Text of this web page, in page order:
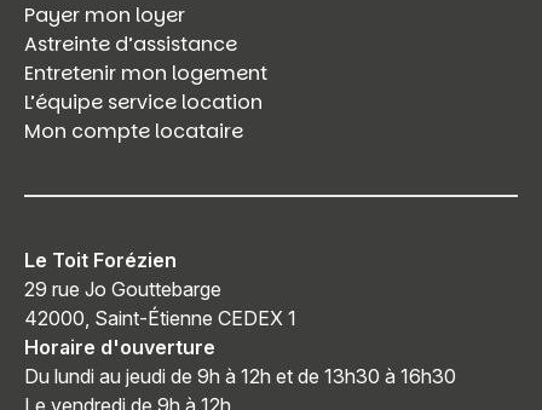
Payer mon loyer
Astreinte d’assistance
Entretenir mon logement
L’équipe service location
Mon compte locataire
Le Toit Forézien
29 rue Jo Gouttebarge
42000, Saint-Étienne CEDEX 1
Horaire d'ouverture
Du lundi au jeudi de 9h à 12h et de 13h30 à 16h30